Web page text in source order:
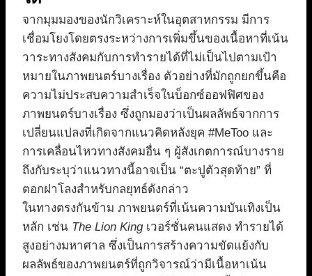
จากมุมมองของนักวิเคราะห์ในอุตสาหกรรม มีการ
เชื่อมโยงโดยตรงระหว่างการเพิ่มขึ้นของเนื้อหาที่เน้น
วาระทางสังคมกับการทำรายได้ที่ไม่เป็นไปตามเป้า
หมายในภาพยนตร์บางเรื่อง ตัวอย่างที่มักถูกยกขึ้นคือ
ความไม่ประสบความสำเร็จในบ็อกซ์ออฟฟิศของ
ภาพยนตร์บางเรื่อง ซึ่งถูกมองว่าเป็นผลลัพธ์จากการ
เปลี่ยนแปลงที่เกิดจากแนวคิดหลังยุค #MeToo และ
การเคลื่อนไหวทางสังคมอื่น ๆ ผู้สังเกตการณ์บางราย
ถึงกับระบุว่าแนวทางนี้อาจเป็น “ตะปูตัวสุดท้าย” ที่
ตอกฝาโลงสำหรับกลยุทธ์ดังกล่าว
ในทางตรงกันข้าม ภาพยนตร์ที่เน้นความบันเทิงเป็น
หลัก เช่น The Lion Kingเวอร์ชั่นคนแสดง ทำรายได้
สูงอย่างมหาศาล ซึ่งเป็นการสร้างความขัดแย้งกับ
ผลลัพธ์ของภาพยนตร์ที่ถูกวิจารณ์ว่ามีเนื้อหาเน้น